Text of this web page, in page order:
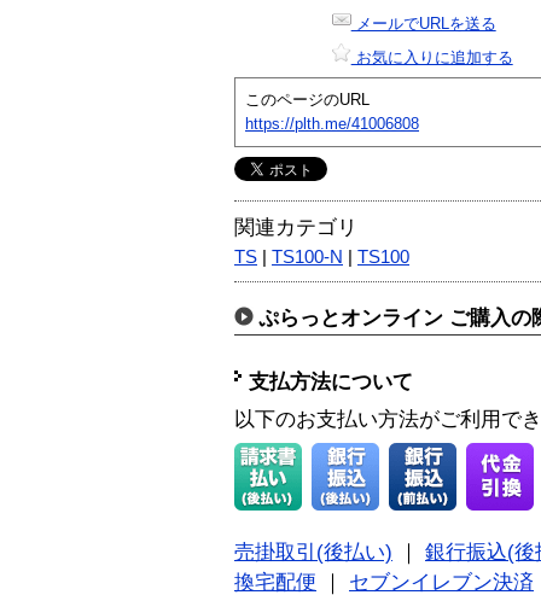
メールでURLを送る
お気に入りに追加する
このページのURL
https://plth.me/41006808
関連カテゴリ
TS TS100-N TS100
ぷらっとオンライン ご購入の
支払方法について
以下のお支払い方法がご利用で
売掛取引(後払い) ｜ 銀行振込(後
換宅配便 ｜ セブンイレブン決済